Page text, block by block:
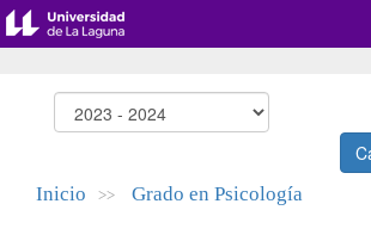
Inicio >> Grado en Psicología